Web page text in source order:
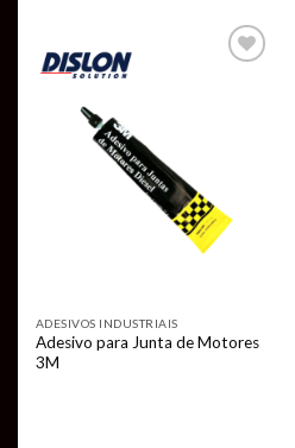
ADESIVOS INDUSTRIAIS
Adesivo para Junta de Motores
3M